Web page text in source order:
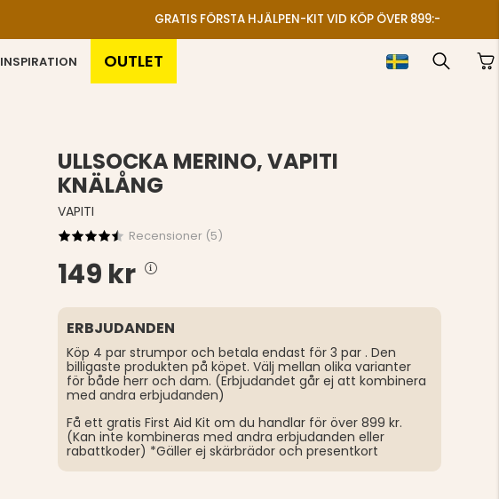
GRATIS FÖRSTA HJÄLPEN-KIT VID KÖP ÖVER 899:-
INSPIRATION OUTLET
ULLSOCKA MERINO, VAPITI
KNÄLÅNG
VAPITI
Recensioner (5)
149 kr
ERBJUDANDEN
Köp 4 par strumpor och betala endast för 3 par . Den
billigaste produkten på köpet. Välj mellan olika varianter
för både herr och dam. (Erbjudandet går ej att kombinera
med andra erbjudanden)
Få ett gratis First Aid Kit om du handlar för över 899 kr.
(Kan inte kombineras med andra erbjudanden eller
rabattkoder) *Gäller ej skärbrädor och presentkort